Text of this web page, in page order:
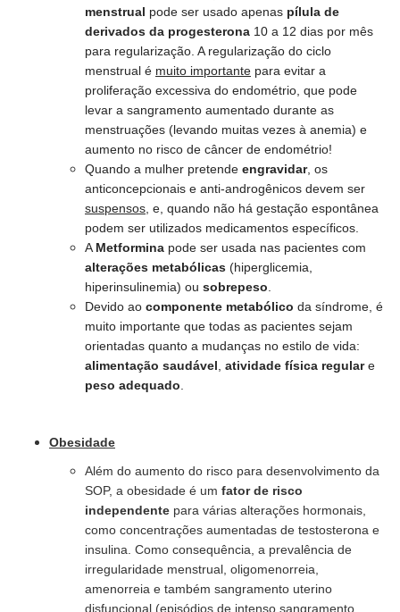
menstrual pode ser usado apenas pílula de
derivados da progesterona 10 a 12 dias por mês
para regularização. A regularização do ciclo
menstrual é muito importante para evitar a
proliferação excessiva do endométrio, que pode
levar a sangramento aumentado durante as
menstruações (levando muitas vezes à anemia) e
aumento no risco de câncer de endométrio!
Quando a mulher pretende engravidar, os
anticoncepcionais e anti-androgênicos devem ser
suspensos , e, quando não há gestação espontânea
podem ser utilizados medicamentos específicos.
A Metformina pode ser usada nas pacientes com
alterações metabólicas (hiperglicemia,
hiperinsulinemia) ou sobrepeso
Devido ao componente metabólico da síndrome, é
muito importante que todas as pacientes sejam
orientadas quanto a mudanças no estilo de vida:
alimentação saudável atividade física regulare
peso adequado
Obesidade
Além do aumento do risco para desenvolvimento da
SOP, a obesidade é um fator de risco
independente para várias alterações hormonais,
como concentrações aumentadas de testosterona e
insulina. Como consequência, a prevalência de
irregularidade menstrual, oligomenorreia,
amenorreia e também sangramento uterino
disfuncional (episódios de intenso sangramento